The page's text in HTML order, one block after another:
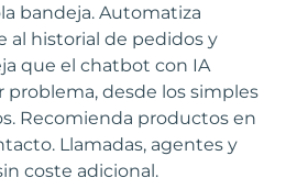
bandeja. Automatiza
al historial de pedidos y
que el chatbot con IA
desde los simples
Recomienda productos en
Llamadas, agentes y
coste adicional.